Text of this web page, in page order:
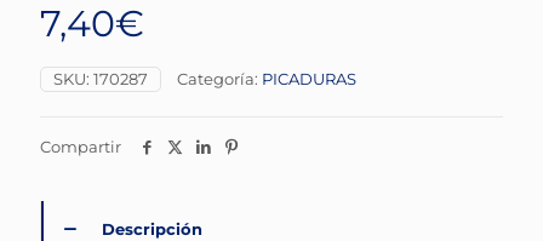
7,40€
SKU: 170287 Categoría: PICADURAS
Compartir
Descripción